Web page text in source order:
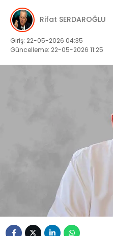
Rifat SERDAROĞLU
Giriş: 22-05-2026 04:35
Güncelleme: 22-05-2026 11:25